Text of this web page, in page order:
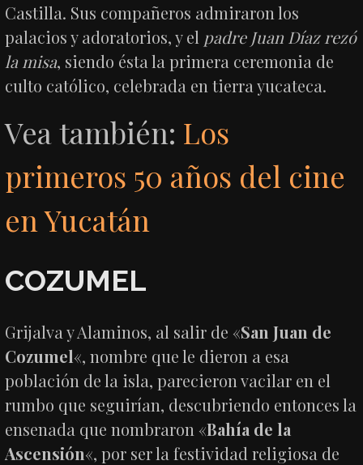
Castilla. Sus compañeros admiraron los
palacios y adoratorios, y el padre Juan Díaz rezó
la misa, siendo ésta la primera ceremonia de
culto católico, celebrada en tierra yucateca.
Vea también: Los
primeros 50 años del cine
en Yucatán
COZUMEL
Grijalva y Alaminos, al salir de «San Juan de
Cozumel«, nombre que le dieron a esa
población de la isla, parecieron vacilar en el
rumbo que seguirían, descubriendo entonces la
ensenada que nombraron «Bahía de la
Ascensión«, por ser la festividad religiosa de